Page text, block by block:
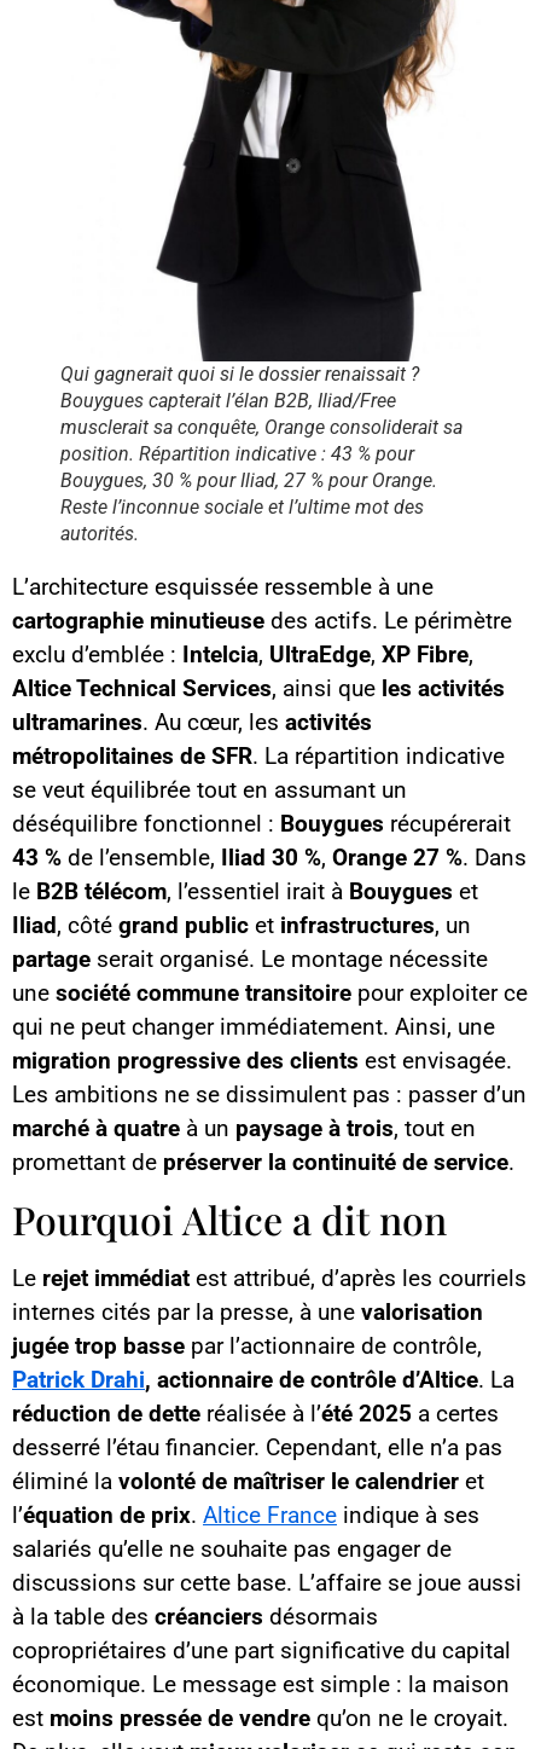
Qui gagnerait quoi si le dossier renaissait ?
Bouygues capterait l’élan B2B, Iliad/Free
musclerait sa conquête, Orange consoliderait sa
position. Répartition indicative : 43 % pour
Bouygues, 30 % pour Iliad, 27 % pour Orange.
Reste l’inconnue sociale et l’ultime mot des
autorités.
L’architecture esquissée ressemble à une
cartographie minutieuse des actifs. Le périmètre
exclu d’emblée : Intelcia, UltraEdge, XP Fibre,
Altice Technical Services, ainsi que les activités
ultramarines. Au cœur, les activités
métropolitaines de SFR. La répartition indicative
se veut équilibrée tout en assumant un
déséquilibre fonctionnel : Bouygues récupérerait
43 % de l’ensemble, Iliad 30 %, Orange 27 %. Dans
le B2B télécom, l’essentiel irait à Bouygues et
Iliad, côté grand public et infrastructures, un
partage serait organisé. Le montage nécessite
une société commune transitoire pour exploiter ce
qui ne peut changer immédiatement. Ainsi, une
migration progressive des clients est envisagée.
Les ambitions ne se dissimulent pas : passer d’un
marché à quatre à un paysage à trois, tout en
promettant de préserver la continuité de service.
Pourquoi Altice a dit non
Le rejet immédiat est attribué, d’après les courriels
internes cités par la presse, à une valorisation
jugée trop basse par l’actionnaire de contrôle,
Patrick Drahi, actionnaire de contrôle d’Altice. La
réduction de dette réalisée à l’été 2025 a certes
desserré l’étau financier. Cependant, elle n’a pas
éliminé la volonté de maîtriser le calendrier et
l’équation de prix. Altice France indique à ses
salariés qu’elle ne souhaite pas engager de
discussions sur cette base. L’affaire se joue aussi
à la table des créanciers désormais
copropriétaires d’une part significative du capital
économique. Le message est simple : la maison
est moins pressée de vendre qu’on ne le croyait.